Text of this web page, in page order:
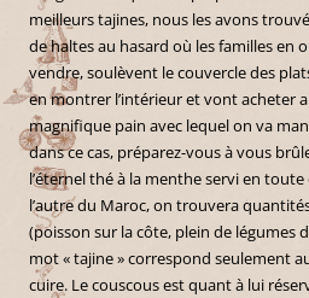
meilleurs tajines, nous les avons
de haltes au hasard où les familles en
vendre, soulèvent le couvercle des
en montrer l’intérieur et vont acheter
magnifique pain avec lequel on va
dans ce cas, préparez-vous à vous
l’éternel thé à la menthe servi en toute
l’autre du Maroc, on trouvera
(poisson sur la côte, plein de légumes
mot « tajine » correspond seulement
cuire. Le couscous est quant à lui